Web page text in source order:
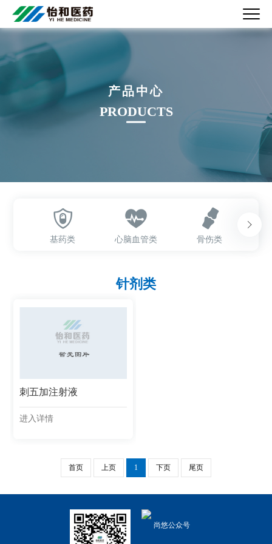
产品中心
PRODUCTS
基药类 心脑血管类 骨伤类
针剂类
刺五加注射液
进入详情
首页 上页 1 下页 尾页
尚悠公众号